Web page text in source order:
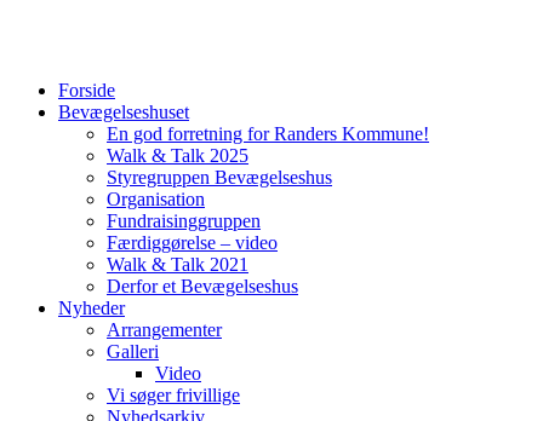
Forside
Bevægelseshuset
En god forretning for Randers Kommune!
Walk & Talk 2025
Styregruppen Bevægelseshus
Organisation
Fundraisinggruppen
Færdiggørelse – video
Walk & Talk 2021
Derfor et Bevægelseshus
Nyheder
Arrangementer
Galleri
Video
Vi søger frivillige